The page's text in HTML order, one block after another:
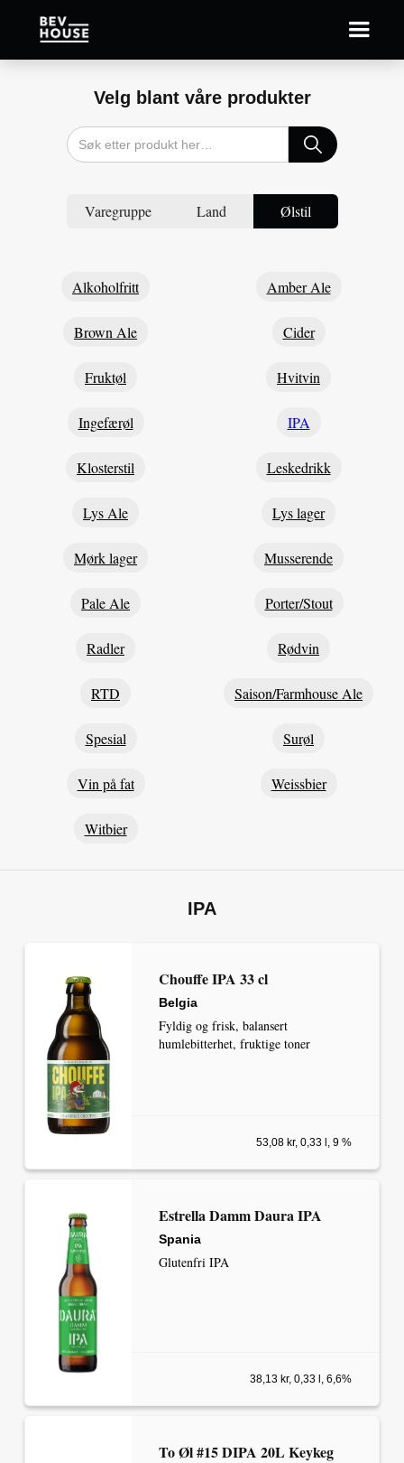
Velg blant våre produkter
Varegruppe Land Ølstil
Alkoholfritt Amber Ale
Brown Ale Cider
Fruktøl Hvitvin
Ingefærøl IPA
Klosterstil Leskedrikk
Lys Ale Lys lager
Mørk lager Musserende
Pale Ale Porter/Stout
Radler Rødvin
RTD Saison/Farmhouse Ale
Spesial Surøl
Vin på fat Weissbier
Witbier
IPA
Chouffe IPA 33 cl
Belgia
Fyldig og frisk, balansert
humlebitterhet, fruktige toner
53,08 kr, 0,33 l, 9 %
Estrella Damm Daura IPA
Spania
Glutenfri IPA
38,13 kr, 0,33 l, 6,6%
To Øl #15 DIPA 20L Keykeg